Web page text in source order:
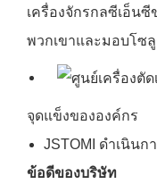
เครื่องจักรกลซีเอ็น
พวกเขาและมอบโซ
จุดแข็งขององค์กร
JSTOMI ดำเนิน
ข้อดีของบริษัท